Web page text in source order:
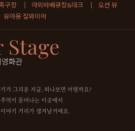
구장 야외바베큐장&데크
오션 뷰
유아용 짚와이어
화관
가 그리운 지금, 떠나보면 어떨까요?
억이 묻어나는 이곳에서
야기 거리가 생겨날거에요.